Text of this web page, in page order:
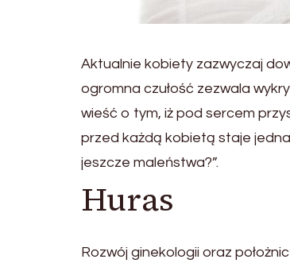
Aktualnie kobiety zazwyczaj
ogromna czułość zezwala
wieść o tym, iż pod sercem
przed każdą kobietą staje
jeszcze maleństwa?”.
Huras
Rozwój ginekologii oraz